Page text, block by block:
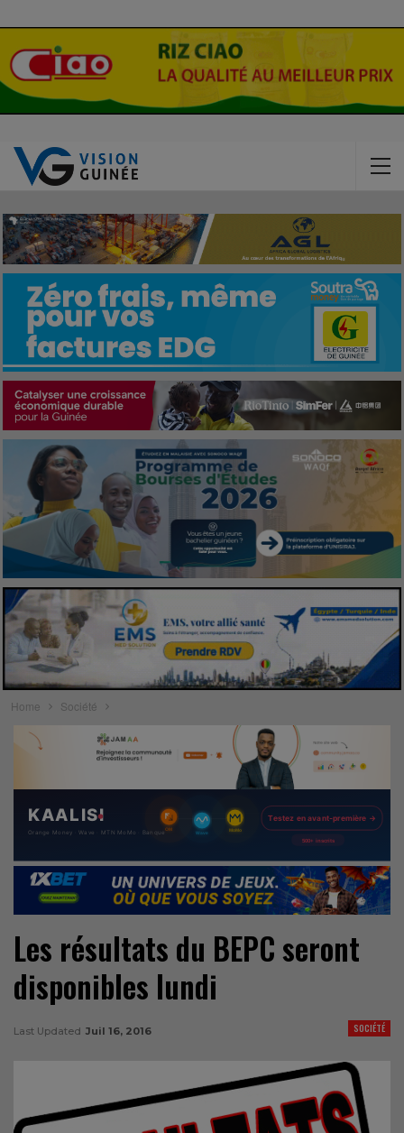
Home Société
Les résultats du BEPC seront
disponibles lundi
SOCIÉTÉ
Last Updated Juil 16, 2016